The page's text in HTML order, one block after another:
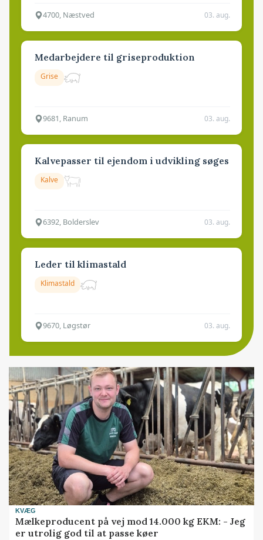
4700, Næstved 03. aug.
Medarbejdere til griseproduktion
Grise
9681, Ranum 03. aug.
Kalvepasser til ejendom i udvikling søges
Kalve
6392, Bolderslev 03. aug.
Leder til klimastald
Klimastald
9670, Løgstør 03. aug.
KVÆG
Mælkeproducent på vej mod 14.000 kg EKM: - Jeg
er utrolig god til at passe køer